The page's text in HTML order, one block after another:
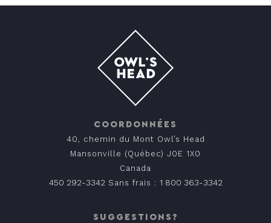
COORDONNÉES
40, chemin du Mont Owl’s Head
Mansonville (Québec) J0E 1X0
Canada
450 292-3342 Sans frais : 1 800 363-3342
SUGGESTIONS?